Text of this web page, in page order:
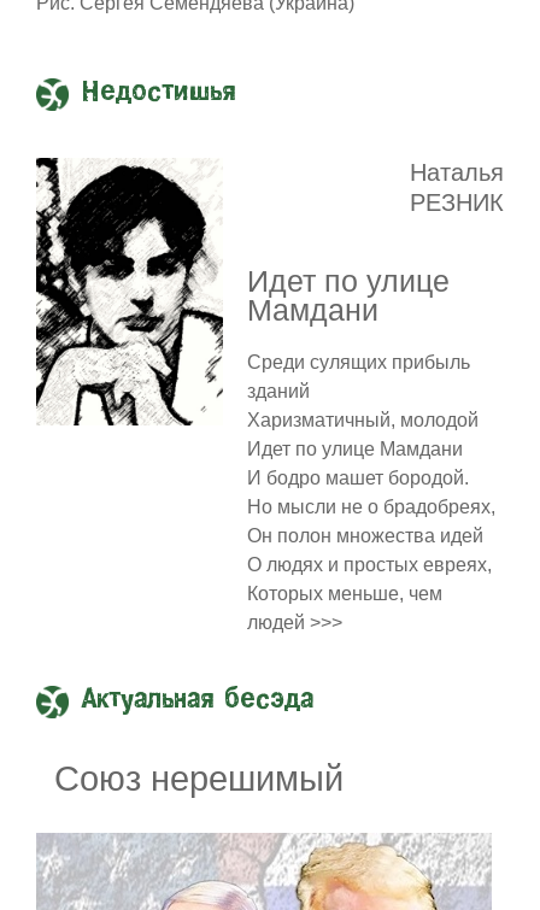
Недостишья
Наталья
РЕЗНИК
Идет по улице
Мамдани
Среди сулящих прибыль
зданий
Харизматичный, молодой
Идет по улице Мамдани
И бодро машет бородой.
Но мысли не о брадобреях,
Он полон множества идей
О людях и простых евреях,
Которых меньше, чем
людей >>>
Актуальная бесэда
Союз нерешимый